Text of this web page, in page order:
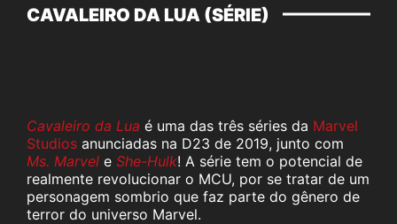
CAVALEIRO DA LUA (SÉRIE)
Cavaleiro da Lua é uma das três séries da Marvel
Studios anunciadas na D23 de 2019, junto com
Ms. Marvel e She-Hulk! A série tem o potencial de
realmente revolucionar o MCU, por se tratar de um
personagem sombrio que faz parte do gênero de
terror do universo Marvel.